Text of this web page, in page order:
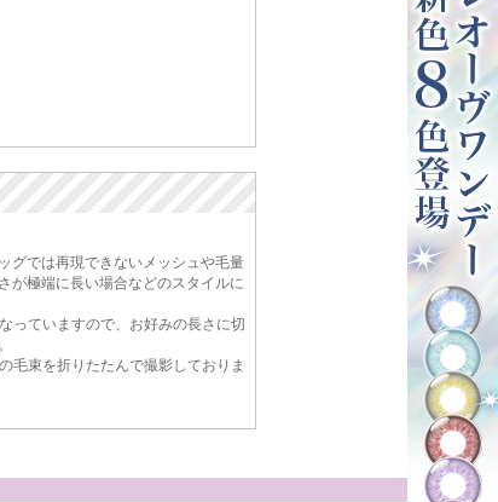
グでは再現できないメッシュや毛量
が極端に長い場合などのスタイルに
っていますので、お好みの長さに切
毛束を折りたたんで撮影しておりま